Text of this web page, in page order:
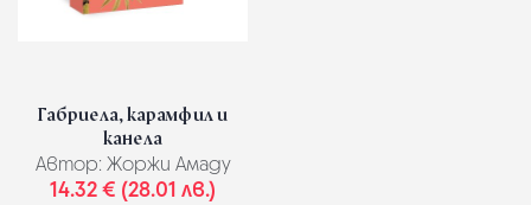
Габриела, карамфил и
канела
Автор: Жоржи Амаду
14.32 € (28.01 лв.)